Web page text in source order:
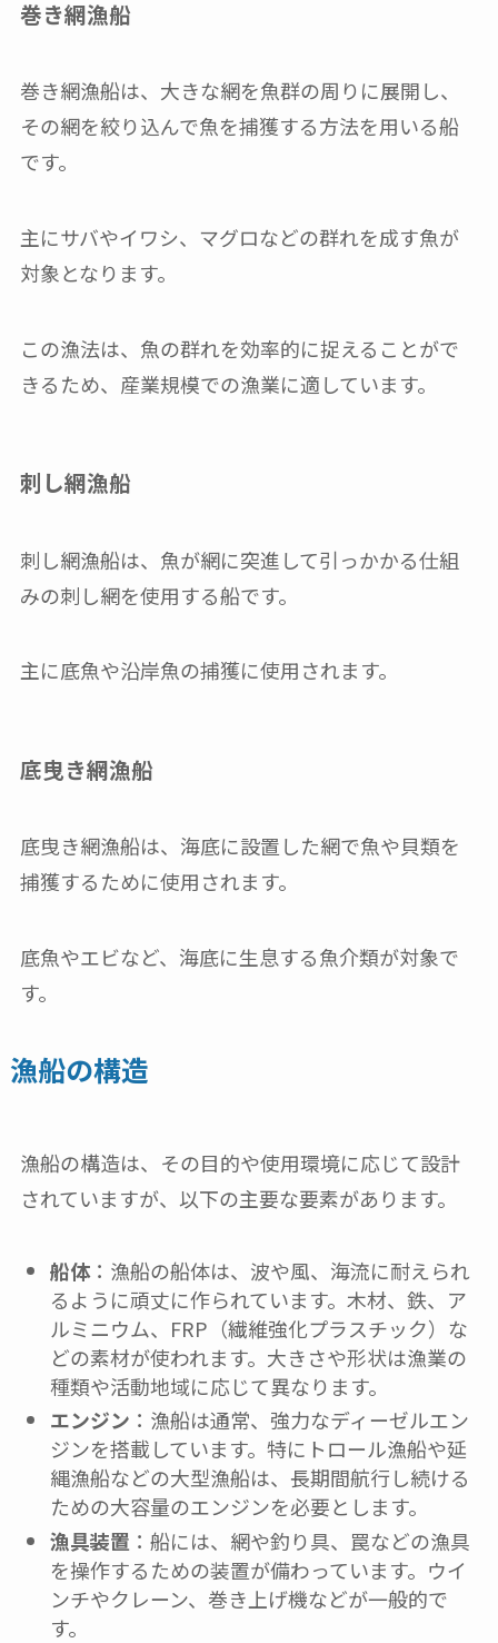
巻き網漁船
巻き網漁船は、大きな網を魚群の周りに展開し、
その網を絞り込んで魚を捕獲する方法を用いる船
です。
主にサバやイワシ、マグロなどの群れを成す魚が
対象となります。
この漁法は、魚の群れを効率的に捉えることがで
きるため、産業規模での漁業に適しています。
刺し網漁船
刺し網漁船は、魚が網に突進して引っかかる仕組
みの刺し網を使用する船です。
主に底魚や沿岸魚の捕獲に使用されます。
底曳き網漁船
底曳き網漁船は、海底に設置した網で魚や貝類を
捕獲するために使用されます。
底魚やエビなど、海底に生息する魚介類が対象で
す。
漁船の構造
漁船の構造は、その目的や使用環境に応じて設計
されていますが、以下の主要な要素があります。
船体：漁船の船体は、波や風、海流に耐えられ
るように頑丈に作られています。木材、鉄、ア
ルミニウム、FRP（繊維強化プラスチック）な
どの素材が使われます。大きさや形状は漁業の
種類や活動地域に応じて異なります。
エンジン ：漁船は通常、強力なディーゼルエン
ジンを搭載しています。特にトロール漁船や延
縄漁船などの大型漁船は、長期間航行し続ける
ための大容量のエンジンを必要とします。
漁具装置 ：船には、網や釣り具、罠などの漁具
を操作するための装置が備わっています。ウイ
ンチやクレーン、巻き上げ機などが一般的で
す。